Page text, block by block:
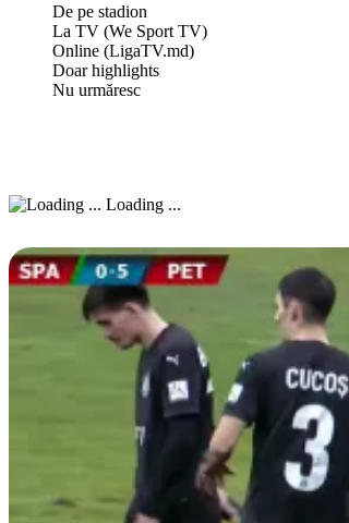
De pe stadion
La TV (We Sport TV)
Online (LigaTV.md)
Doar highlights
Nu urmăresc
Loading ...